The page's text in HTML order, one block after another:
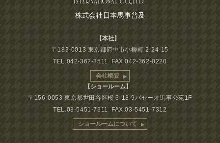
株式会社日本馬事普及
【本社】
〒183-0013 東京都府中市小柳町 2-24-15
TEL.042-362-3511 FAX.042-362-0220
会社概要
【ショールーム】
〒156-0053 東京都世田谷区桜 3-13-9パセーオ馬事公苑1F
TEL.03-5451-7311 FAX.03-5451-7312
ショールームについて